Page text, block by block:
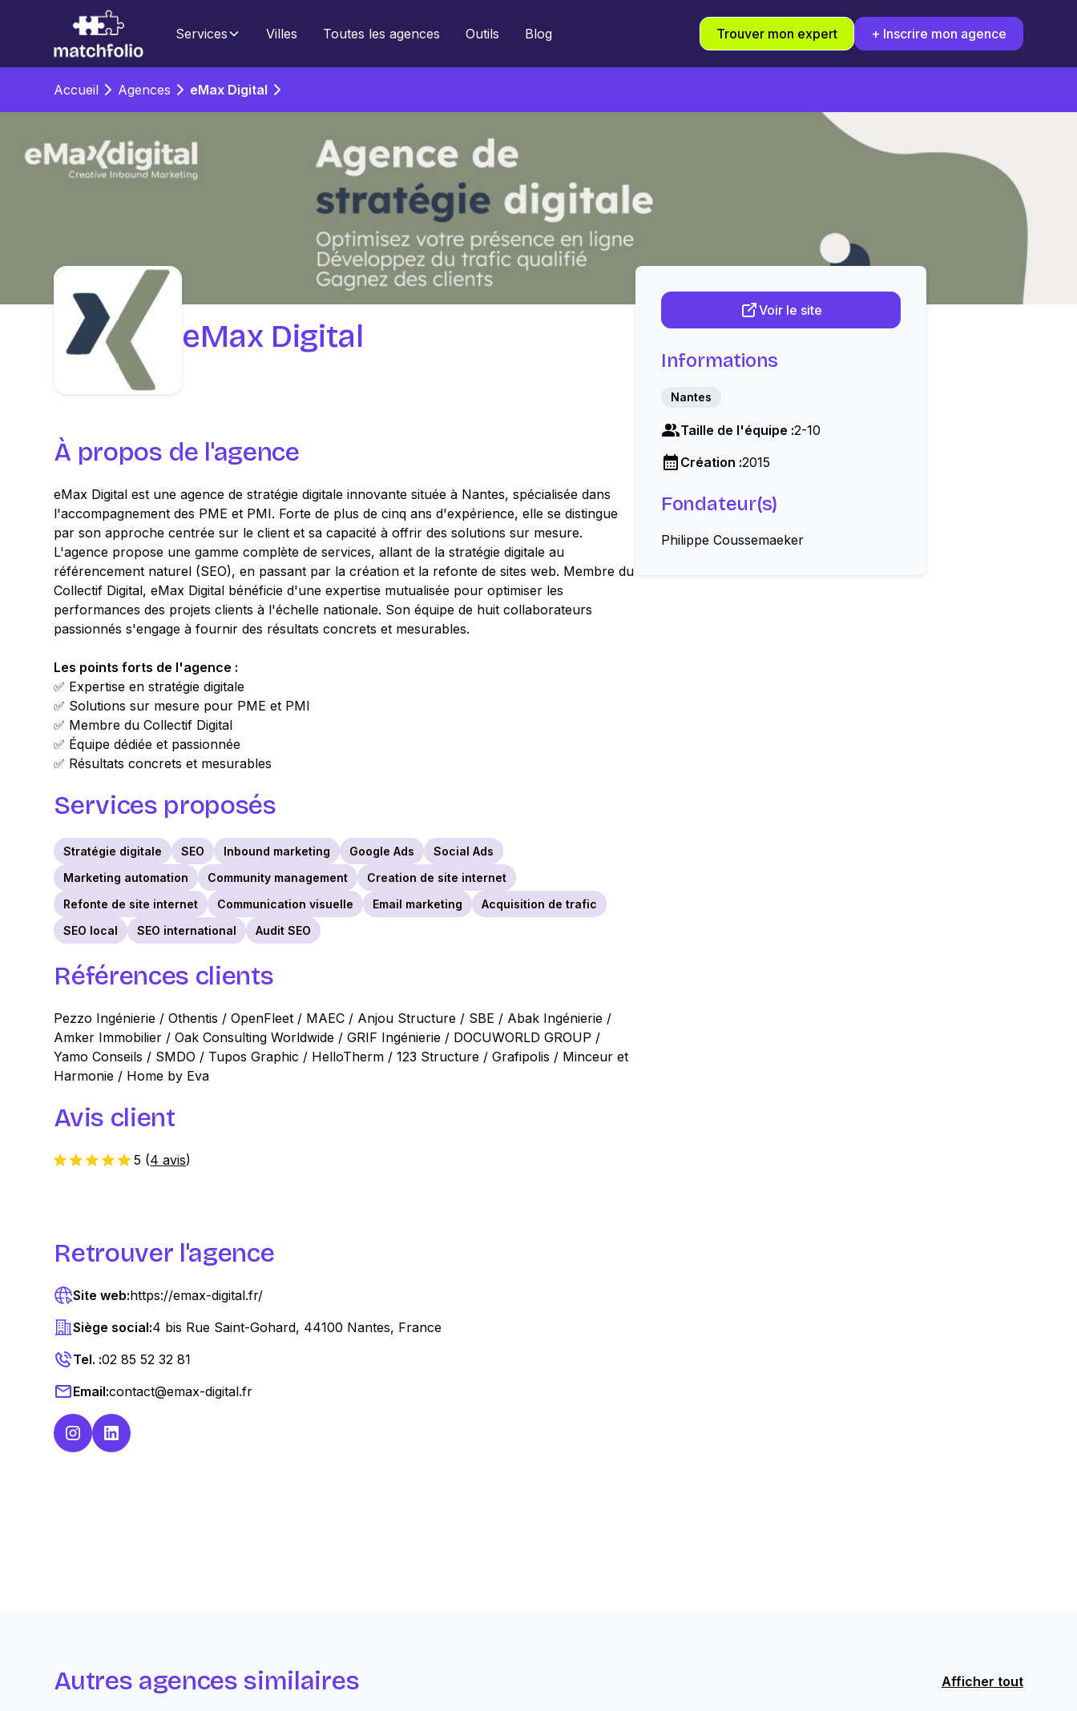
Services Villes Toutes les agences Outils Blog Trouver mon expert + Inscrire mon agence
Accueil Agences eMax Digital
eMax Digital
À propos de l'agence
eMax Digital est une agence de stratégie digitale innovante située à Nantes, spécialisée dans
l'accompagnement des PME et PMI. Forte de plus de cinq ans d'expérience, elle se distingue
par son approche centrée sur le client et sa capacité à offrir des solutions sur mesure.
L'agence propose une gamme complète de services, allant de la stratégie digitale au
référencement naturel (SEO), en passant par la création et la refonte de sites web. Membre du
Collectif Digital, eMax Digital bénéficie d'une expertise mutualisée pour optimiser les
performances des projets clients à l'échelle nationale. Son équipe de huit collaborateurs
passionnés s'engage à fournir des résultats concrets et mesurables.
Les points forts de l'agence :
✅ Expertise en stratégie digitale
✅ Solutions sur mesure pour PME et PMI
✅ Membre du Collectif Digital
✅ Équipe dédiée et passionnée
✅ Résultats concrets et mesurables
Services proposés
Stratégie digitale SEO Inbound marketing Google Ads
Social Ads
Marketing automation
Community management
Creation de site internet
Refonte de site internet
Communication visuelle Email marketing
Acquisition de trafic
SEO local
SEO international Audit SEO
Références clients
Pezzo Ingénierie / Othentis / OpenFleet / MAEC / Anjou Structure / SBE / Abak Ingénierie /
Amker Immobilier / Oak Consulting Worldwide / GRIF Ingénierie / DOCUWORLD GROUP /
Yamo Conseils / SMDO / Tupos Graphic / HelloTherm / 123 Structure / Grafipolis / Minceur et
Harmonie / Home by Eva
Avis client
5 (4 avis)
Voir le site
Informations
Nantes
Taille de l'équipe :2-10
Création :2015
Fondateur(s)
Philippe Coussemaeker
Retrouver l'agence
Site web:https://emax-digital.fr/
Siège social:4 bis Rue Saint-Gohard, 44100 Nantes, France
Tel. :02 85 52 32 81
Email:contact@emax-digital.fr
Autres agences similaires Afficher tout